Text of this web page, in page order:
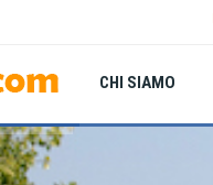
CHI SIAMO